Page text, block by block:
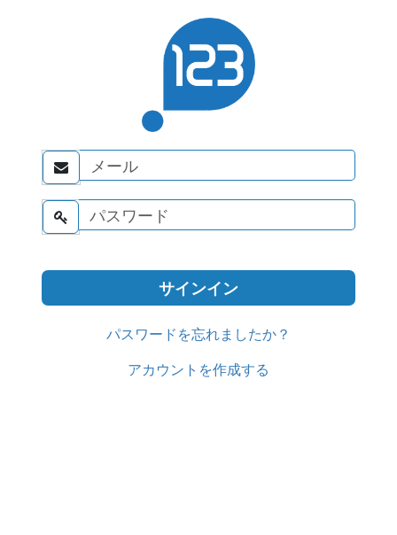


パスワードを忘れましたか？
アカウントを作成する